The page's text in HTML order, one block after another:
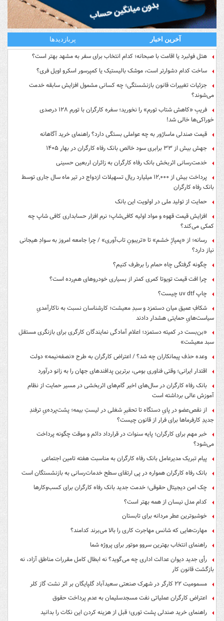
آخرین اخبار پربازدیدها
هتل فولبرد یا اقامت با صبحانه؛ کدام انتخاب برای سفر به مشهد بهتر است؟
ساخت کدام دشوارتر است، موشک بالیستیک یا کمپرسور اسکرو اویل فری؟
جزئیات تغییرات قانون بازنشستگی؛ چه کسانی مشمول افزایش سابقه خدمت
می‌شوند؟
فریبِ «کاهش شتاب تورم» را نخورید؛ سفره کارگران با تورم ۱۲۸ درصدی
خوراکی‌ها خالی شد!
قیمت صندلی ماساژور به چه عواملی بستگی دارد؟ راهنمای خرید آگاهانه
جهش بیش از ۳۳ برابری سود خالص بانک رفاه کارگران در بهار ۱۴۰۵
خدمت‌رسانی اثربخش بانک رفاه کارگران به زائران اربعین حسینی
پرداخت بیش از ۱۲,۰۰۰ میلیارد ریال تسهیلات ازدواج در تیر ماه سال جاری توسط
بانک رفاه کارگران
حمایت از تولید ملی در اولویت این بانک
افزایش قیمت قهوه و مواد اولیه کافی‌شاپ؛ نرم افزار حسابداری کافی شاپ چه
کمکی می‌کند؟
رسانه؛ از «پمپاژِ خشم» تا «تریبونِ تاب‌آوری» / چرا جامعه امروز به سوادِ هیجانی
نیاز دارد؟
چگونه گرفتگی چاه حمام را برطرف کنیم؟
چرا افت قیمت تویوتا کمری کمتر از بسیاری خودروهای هم‌رده است؟
چاپ uv dtf چیست؟
شکافِ عمیق میان دستمزد و سبدِ معیشت؛ کارشناسان نسبت به ناکارآمدیِ
سیاست‌هایِ حمایتی هشدار دادند
«بن‌بست در کمیته دستمزد؛ اعلام آمادگی نمایندگان کارگری برای بازنگری مستقل
سبد معیشت»
وعده حذف پیمانکاران چه شد؟ / اعتراض کارگران به طرح «نصفه‌نیمه» دولت
اقتدار ایرانی؛ وقتی فناوری بومی، برترین پدافندهای جهان را به زانو درآورد
بانک رفاه کارگران در سال‌های اخیر گام‌های اثربخشی در مسیر حمایت از نظام
آموزش عالی برداشته است
از نقص‌عضو در پایِ دستگاه تا تحقیرِ شغلی در لیستِ بیمه؛ پشت‌پرده‌یِ ترفندِ
جدیدِ کارفرماها برای فرار از قانون چیست؟
خبر مهم برای کارگران؛ پایه سنوات در قرارداد دائم و موقت چگونه پرداخت
می‌شود؟
پیام تبریک مدیرعامل بانک رفاه کارگران به مناسبت هفته تامین اجتماعی
بانک رفاه کارگران همواره در پی ارتقای سطح خدمات‌رسانی به بازنشستگان است
چک امن دیجیتال حقوقی؛ خدمت جدید بانک رفاه کارگران برای کسب‌وکارها
کدام مدل نیسان از همه بهتر است؟
خوشبوترین عطر مردانه برای تابستان
مهارت‌هایی که شانس مهاجرت کاری را بالا می‌برند کدامند؟
راهنمای انتخاب بهترین سروو موتور برای پروژه شما
رأی جدید دیوان عدالت اداری چه می‌گوید؟ نه ابطال کامل مقررات مناطق آزاد، نه
بازگشت قانون کار
مسمومیت ۲۲ کارگر در شهرک صنعتی سعیدآباد گلپایگان بر اثر نشت گاز کلر
اعتراض کارگران عملیاتی نفت مسجدسلیمان به عدم پرداخت حقوق
راهنمای خرید صندلی پشت توری؛ قبل از هزینه کردن این نکات را بدانید